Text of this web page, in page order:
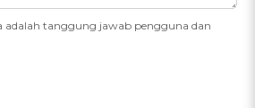
adalah tanggung jawab pengguna dan